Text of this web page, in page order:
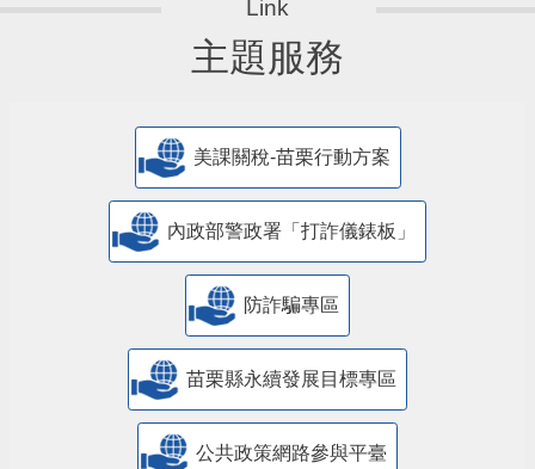
主題服務
美課關稅-苗栗行動方案
內政部警政署「打詐儀錶板」
防詐騙專區
苗栗縣永續發展目標專區
公共政策網路參與平臺